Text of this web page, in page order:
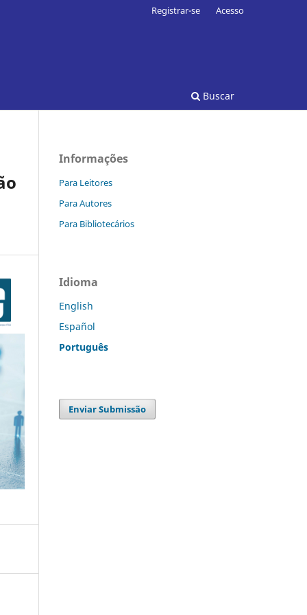
Buscar
Registrar-se Acesso
Informações
Para Leitores
Para Autores
Para Bibliotecários
Idioma
English
Español
Português
Enviar Submissão